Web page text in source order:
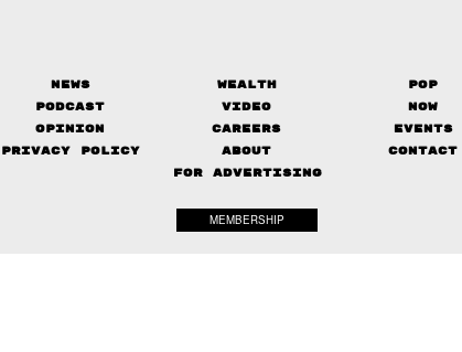
News Wealth
Pop
Podcast
Video
Now
Opinion
Careers
Events
Privacy Policy
About
Contact
FOR ADVERTISING
MEMBERSHIP